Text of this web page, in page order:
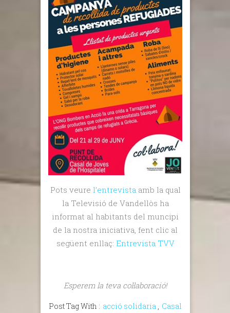
Pots veure l’entrevista amb la qual
la Televisió de Vandellòs ha
informat al habitants del muncipi
de la nostra iniciativa, fent clic al
següent enllaç: Entrevista TVV
Esperem la teva col·laboració!
Post Tag With : acció solidaria
Casal